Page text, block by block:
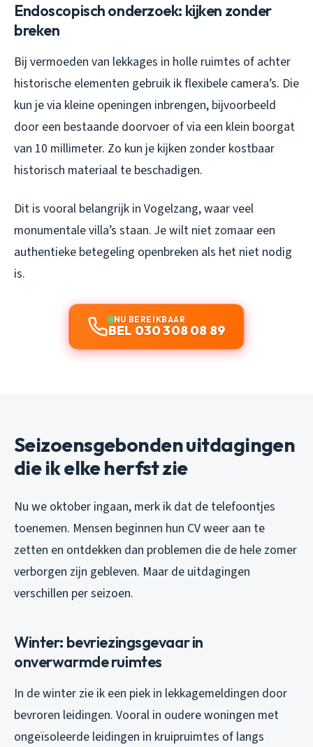
Endoscopisch onderzoek: kijken zonder
breken
Bij vermoeden van lekkages in holle ruimtes of achter
historische elementen gebruik ik flexibele camera’s. Die
kun je via kleine openingen inbrengen, bijvoorbeeld
door een bestaande doorvoer of via een klein boorgat
van 10 millimeter. Zo kun je kijken zonder kostbaar
historisch materiaal te beschadigen.
Dit is vooral belangrijk in Vogelzang, waar veel
monumentale villa’s staan. Je wilt niet zomaar een
authentieke betegeling openbreken als het niet nodig
is.
NU BEREIKBAAR
BEL 030 308 08 89
Seizoensgebonden uitdagingen
die ik elke herfst zie
Nu we oktober ingaan, merk ik dat de telefoontjes
toenemen. Mensen beginnen hun CV weer aan te
zetten en ontdekken dan problemen die de hele zomer
verborgen zijn gebleven. Maar de uitdagingen
verschillen per seizoen.
Winter: bevriezingsgevaar in
onverwarmde ruimtes
In de winter zie ik een piek in lekkagemeldingen door
bevroren leidingen. Vooral in oudere woningen met
ongeïsoleerde leidingen in kruipruimtes of langs